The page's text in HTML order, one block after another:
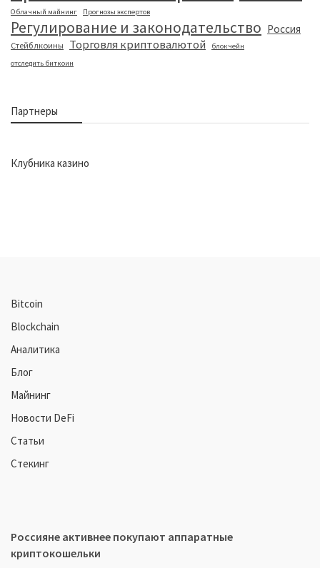
Облачный майнинг Прогнозы экспертов
Регулирование и законодательство Россия
Стейблкоины Торговля криптовалютой
блокчейн
отследить биткоин
Партнеры
Клубника казино
Bitcoin
Blockchain
Аналитика
Блог
Майнинг
Новости DeFi
Статьи
Стекинг
Россияне активнее покупают аппаратные
криптокошельки